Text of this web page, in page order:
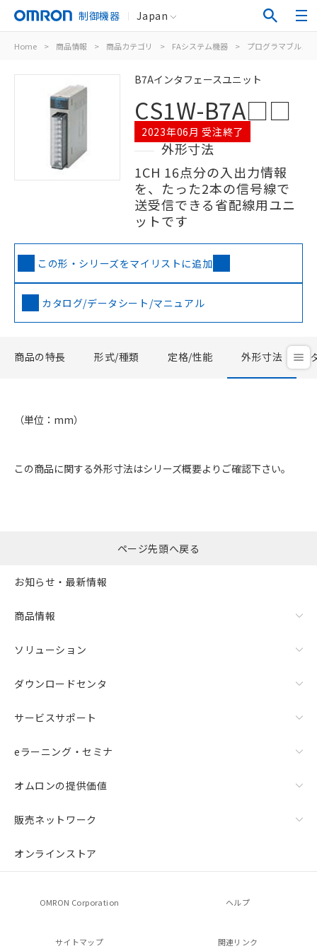
制御機器 Japan
Home > 商品情報 > 商品カテゴリ > FAシステム機器 > プログラマブルコ
B7Aインタフェースユニット
CS1W-B7A□□
2023年06月 受注終了
外形寸法
1CH 16点分の入出力情報
を、たった2本の信号線で
送受信できる省配線用ユニ
ットです
この形・シリーズをマイリストに追加
カタログ/データシート/マニュアル
商品の特長 形式/種類 定格/性能 外形寸法
（単位：mm）
この商品に関する外形寸法はシリーズ概要よりご確認下さい。
ページ先頭へ戻る
お知らせ・最新情報
商品情報
ソリューション
ダウンロードセンタ
サービスサポート
eラーニング・セミナ
オムロンの提供価値
販売ネットワーク
オンラインストア
OMRON Corporation ヘルプ
サイトマップ 関連リンク